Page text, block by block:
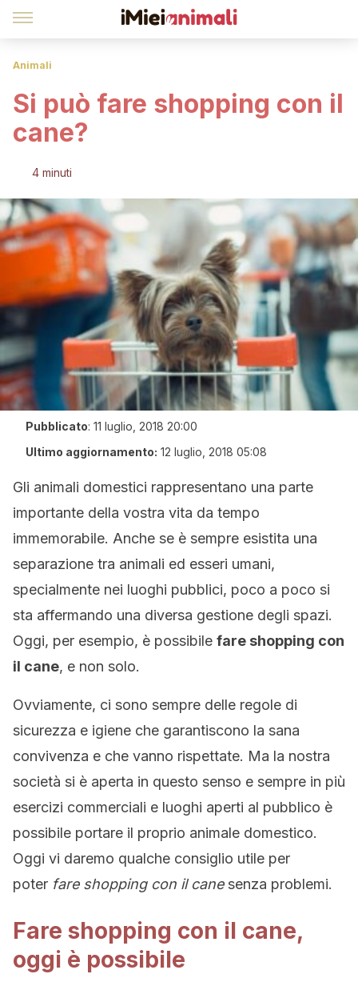
Animali
Si può fare shopping con il
cane?
4 minuti
Pubblicato: 11 luglio, 2018 20:00
Ultimo aggiornamento: 12 luglio, 2018 05:08
Gli animali domestici rappresentano una parte
importante della vostra vita da tempo
immemorabile. Anche se è sempre esistita una
separazione tra animali ed esseri umani,
specialmente nei luoghi pubblici, poco a poco si
sta affermando una diversa gestione degli spazi.
Oggi, per esempio, è possibile fare shopping con
il cane, e non solo.
Ovviamente, ci sono sempre delle regole di
sicurezza e igiene che garantiscono la sana
convivenza e che vanno rispettate. Ma la nostra
società si è aperta in questo senso e sempre in più
esercizi commerciali e luoghi aperti al pubblico è
possibile portare il proprio animale domestico.
Oggi vi daremo qualche consiglio utile per
poter fare shopping con il canesenza problemi.
Fare shopping con il cane,
oggi è possibile